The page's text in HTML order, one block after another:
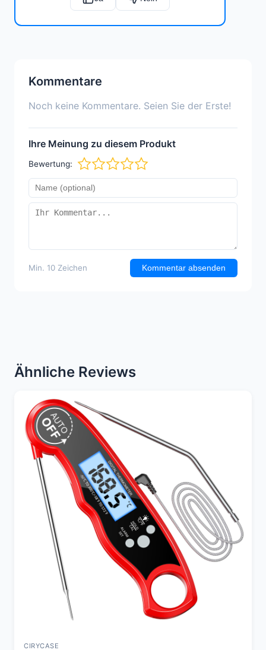
Kommentare
Noch keine Kommentare. Seien Sie der Erste!
Ihre Meinung zu diesem Produkt
Bewertung:
Min. 10 Zeichen Kommentar absenden
Ähnliche Reviews
CIRYCASE